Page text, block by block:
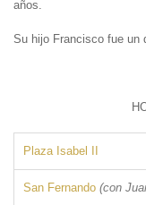
años.
Su hijo Francisco fue un
Plaza Isabel II
San Fernando (con